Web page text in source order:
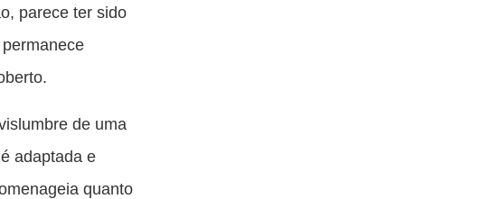
parece ter sido
de uma
adaptada e
quanto